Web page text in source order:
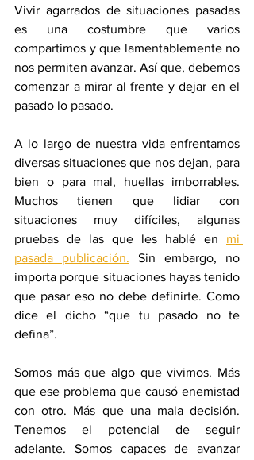
Vivir agarrados de situaciones pasadas
es una costumbre que varios
compartimos y que lamentablemente no
nos permiten avanzar. Así que, debemos
comenzar a mirar al frente y dejar en el
pasado lo pasado.
A lo largo de nuestra vida enfrentamos
diversas situaciones que nos dejan, para
bien o para mal, huellas imborrables.
Muchos tienen que lidiar con
situaciones muy difíciles, algunas
pruebas de las que les hablé en mi
pasada publicación. Sin embargo, no
importa porque situaciones hayas tenido
que pasar eso no debe definirte. Como
dice el dicho “que tu pasado no te
defina”.
Somos más que algo que vivimos. Más
que ese problema que causó enemistad
con otro. Más que una mala decisión.
Tenemos el potencial de seguir
adelante. Somos capaces de avanzar